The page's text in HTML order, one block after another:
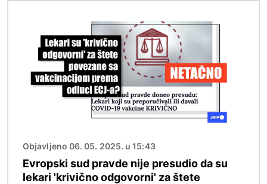
Objavljeno 06. 05. 2025. u 15:43
Evropski sud pravde nije presudio da su
lekari 'krivično odgovorni' za štete